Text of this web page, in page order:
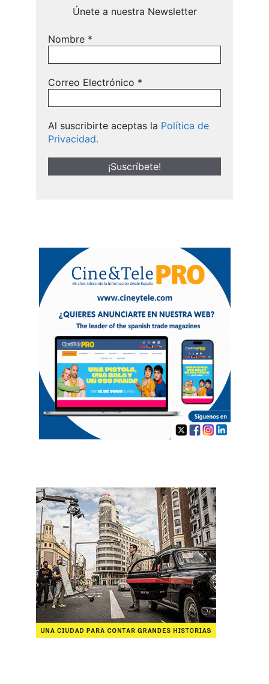
Únete a nuestra Newsletter
Nombre *
Correo Electrónico *
Al suscribirte aceptas la Política de
Privacidad.